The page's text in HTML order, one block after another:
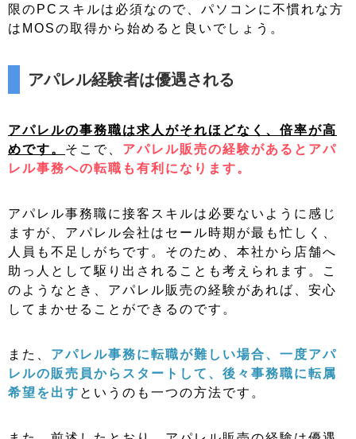
限のPCスキルは必須なので、パソコンに不慣れな方
はMOSの取得から始めると良いでしょう。
アパレル経験者は優遇される
アパレルの事務職は求人がそれほどなく、倍率が高
めです。 そこで、 アパレル販売の経験があるとアパ
レル事務への転職も有利になります。
アパレル事務職に接客スキルは必要ないように感じ
ますが、アパレル会社はセール時期が最も忙しく、
人員も不足しがちです。そのため、本社から店舗へ
助っ人として駆り出されることも考えられます。こ
のようなとき、アパレル販売の経験があれば、安心
してまかせることができるのです。
また、 アパレル事務に転職が難しい場合、一度アパ
レルの販売員からスタートして、後々事務職に転属
希望を出す というのも一つの方法です。